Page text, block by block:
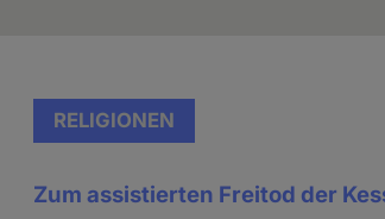
RELIGIONEN
Zum assistierten Freitod der